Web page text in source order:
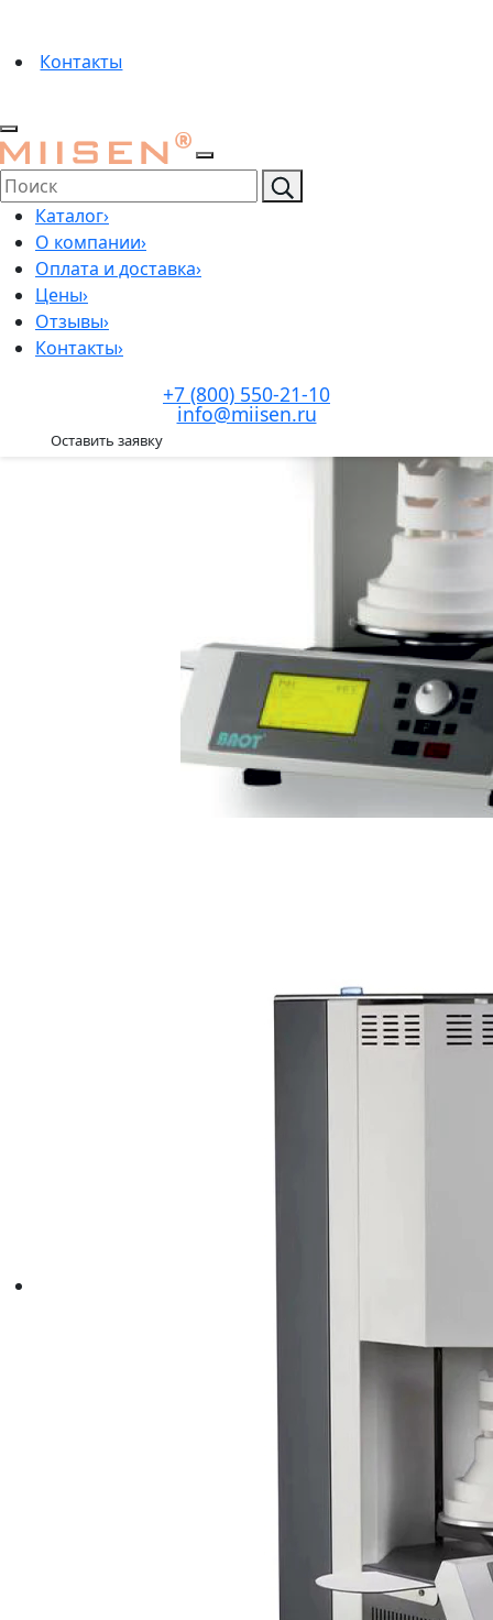
Контакты
Каталог›
О компании›
Оплата и доставка›
Цены›
Отзывы›
Контакты›
+7 (800) 550-21-10
info@miisen.ru
Оставить заявку